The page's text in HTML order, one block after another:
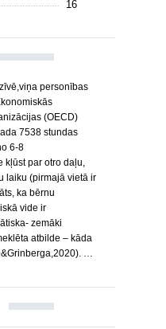
16
personības
(OECD)
7538 stundas
6-8
kļūst par otro daļu,
laiku (pirmajā vietā ir
ka bērnu
vide ir
zemāki
atbilde – kāda
…